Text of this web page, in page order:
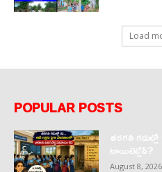
Load
POPULAR POSTS
తరగతి
టాయిలెట్లేవీ?
August 8, 2026